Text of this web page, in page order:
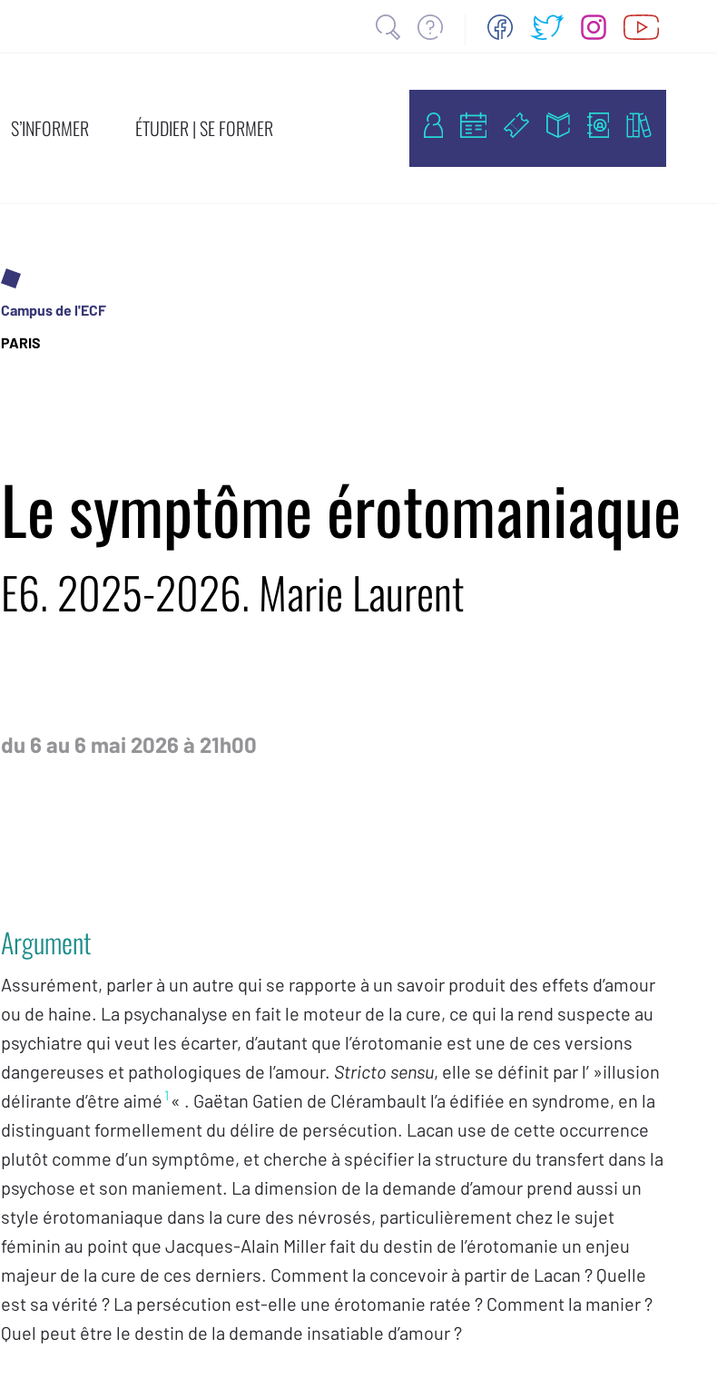
S’INFORMER ÉTUDIER | SE FORMER
Campus de l'ECF
PARIS
Le symptôme érotomaniaque
E6. 2025-2026. Marie Laurent
du 6 au 6 mai 2026 à 21h00
Argument
Assurément, parler à un autre qui se rapporte à un savoir produit des effets d’amour
ou de haine. La psychanalyse en fait le moteur de la cure, ce qui la rend suspecte au
psychiatre qui veut les écarter, d’autant que l’érotomanie est une de ces versions
dangereuses et pathologiques de l’amour. Stricto sensu, elle se définit par l’ »illusion
délirante d’être aimé 1 « . Gaëtan Gatien de Clérambault l’a édifiée en syndrome, en la
distinguant formellement du délire de persécution. Lacan use de cette occurrence
plutôt comme d’un symptôme, et cherche à spécifier la structure du transfert dans la
psychose et son maniement. La dimension de la demande d’amour prend aussi un
style érotomaniaque dans la cure des névrosés, particulièrement chez le sujet
féminin au point que Jacques-Alain Millerfait du destin de l’érotomanie un enjeu
majeur de la cure de ces derniers. Comment la concevoir à partir de Lacan ? Quelle
est sa vérité ? La persécution est-elle une érotomanie ratée ? Comment la manier ?
Quel peut être le destin de la demande insatiable d’amour ?